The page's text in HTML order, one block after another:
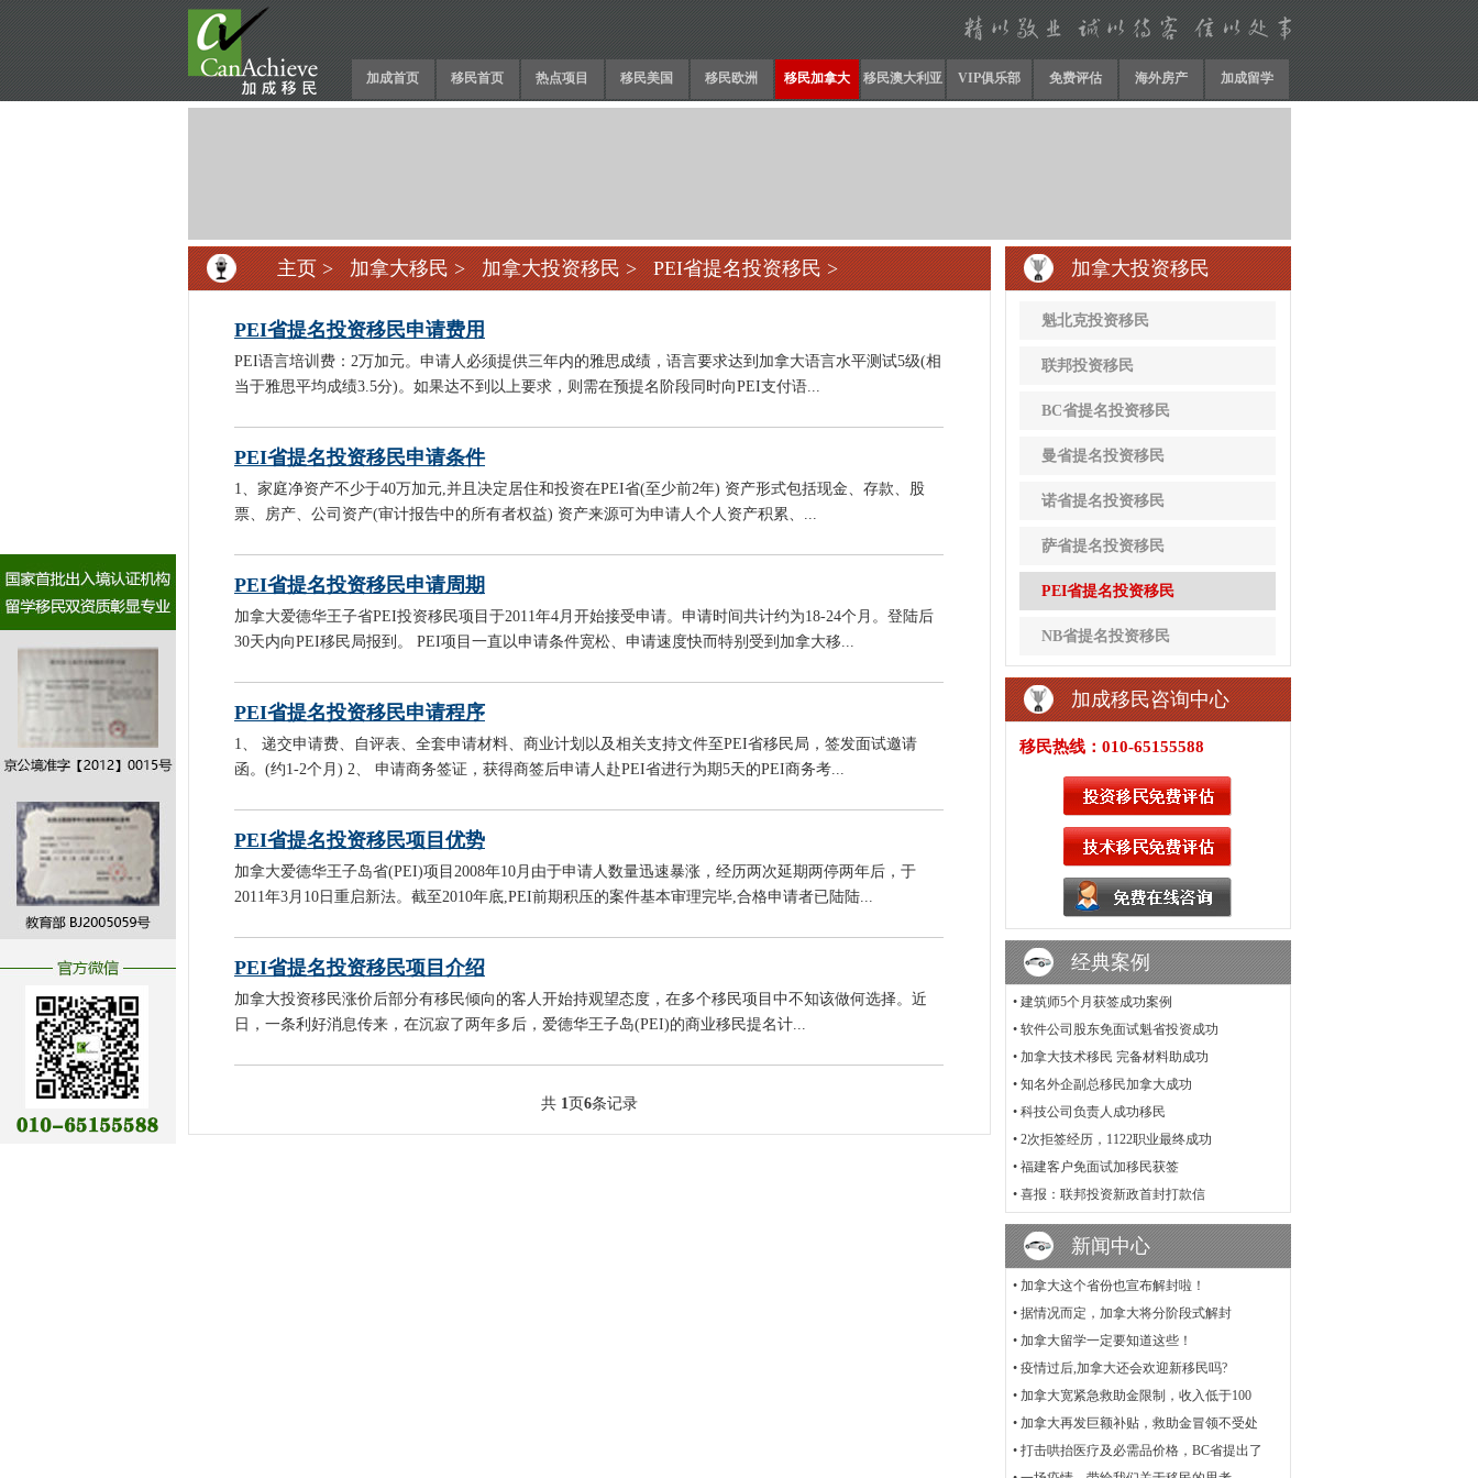
加成首页 移民首页 热点项目 移民美国 移民欧洲 移民加拿大 移民澳大利亚 VIP俱乐部 免费评估 海外房产 加成留学
主页> 加拿大移民> 加拿大投资移民> PEI省提名投资移民>
PEI省提名投资移民申请费用
PEI语言培训费：2万加元。申请人必须提供三年内的雅思成绩，语言要求达到加拿大语言水平测试5级(相
当于雅思平均成绩3.5分)。如果达不到以上要求，则需在预提名阶段同时向PEI支付语...
PEI省提名投资移民申请条件
1、家庭净资产不少于40万加元,并且决定居住和投资在PEI省(至少前2年) 资产形式包括现金、存款、股
票、房产、公司资产(审计报告中的所有者权益) 资产来源可为申请人个人资产积累、...
PEI省提名投资移民申请周期
加拿大爱德华王子省PEI投资移民项目于2011年4月开始接受申请。申请时间共计约为18-24个月。登陆后
30天内向PEI移民局报到。 PEI项目一直以申请条件宽松、申请速度快而特别受到加拿大移...
PEI省提名投资移民申请程序
1、 递交申请费、自评表、全套申请材料、商业计划以及相关支持文件至PEI省移民局，签发面试邀请
函。(约1-2个月) 2、 申请商务签证，获得商签后申请人赴PEI省进行为期5天的PEI商务考...
PEI省提名投资移民项目优势
加拿大爱德华王子岛省(PEI)项目2008年10月由于申请人数量迅速暴涨，经历两次延期两停两年后，于
2011年3月10日重启新法。截至2010年底,PEI前期积压的案件基本审理完毕,合格申请者已陆陆...
PEI省提名投资移民项目介绍
加拿大投资移民涨价后部分有移民倾向的客人开始持观望态度，在多个移民项目中不知该做何选择。近
日，一条利好消息传来，在沉寂了两年多后，爱德华王子岛(PEI)的商业移民提名计...
共 1页6条记录
加拿大投资移民
魁北克投资移民
联邦投资移民
BC省提名投资移民
曼省提名投资移民
诺省提名投资移民
萨省提名投资移民
PEI省提名投资移民
NB省提名投资移民
加成移民咨询中心
移民热线：010-65155588
经典案例
• 建筑师5个月获签成功案例
• 软件公司股东免面试魁省投资成功
• 加拿大技术移民 完备材料助成功
• 知名外企副总移民加拿大成功
• 科技公司负责人成功移民
• 2次拒签经历，1122职业最终成功
• 福建客户免面试加移民获签
• 喜报：联邦投资新政首封打款信
新闻中心
• 加拿大这个省份也宣布解封啦！
• 据情况而定，加拿大将分阶段式解封
• 加拿大留学一定要知道这些！
• 疫情过后,加拿大还会欢迎新移民吗?
• 加拿大宽紧急救助金限制，收入低于100
• 加拿大再发巨额补贴，救助金冒领不受处
• 打击哄抬医疗及必需品价格，BC省提出了